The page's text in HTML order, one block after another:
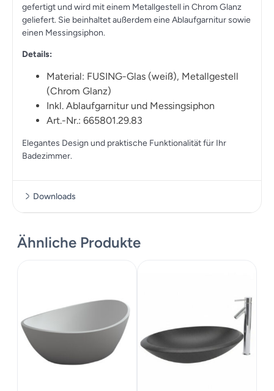
gefertigt und wird mit einem Metallgestell in Chrom Glanz
geliefert. Sie beinhaltet außerdem eine Ablaufgarnitur sowie
einen Messingsiphon.
Details:
Material: FUSING-Glas (weiß), Metallgestell
(Chrom Glanz)
Inkl. Ablaufgarnitur und Messingsiphon
Art.-Nr.: 665801.29.83
Elegantes Design und praktische Funktionalität für Ihr
Badezimmer.
Downloads
Ähnliche Produkte